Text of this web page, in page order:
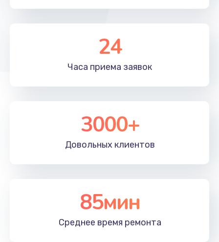
900 руб.
Замена разъёмов (HDMI, DVI, Дисплей порта)
1500 руб.
Заказать
24
Часа приема заявок
3000+
Довольных клиентов
85мин
Среднее время ремонта